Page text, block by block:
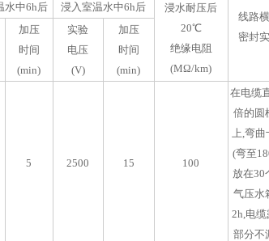
线路
密封
水中6h后 浸入室温水中6h后
浸水耐压后
20℃
绝缘电阻
(MΩ/km)
加压
时间
(min)
实验
电压
(V)
加压
时间
(min)
5 2500 15 100
在电缆
倍的圆
上,弯曲
(弯至
放在30
气压水
2h,电缆
部分不